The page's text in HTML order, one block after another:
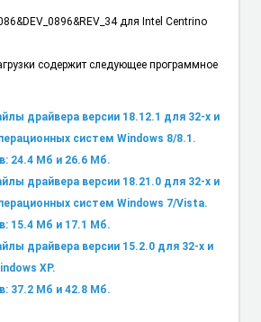
для Intel Centrino
содержит следующее программное
драйвера версии 18.12.1 для 32-х и
систем Windows 8/8.1.
24.4 Мб и 26.6 Мб.
драйвера версии 18.21.0 для 32-х и
систем Windows 7/Vista.
15.4 Мб и 17.1 Мб.
драйвера версии 15.2.0 для 32-х и
XP.
37.2 Мб и 42.8 Мб.